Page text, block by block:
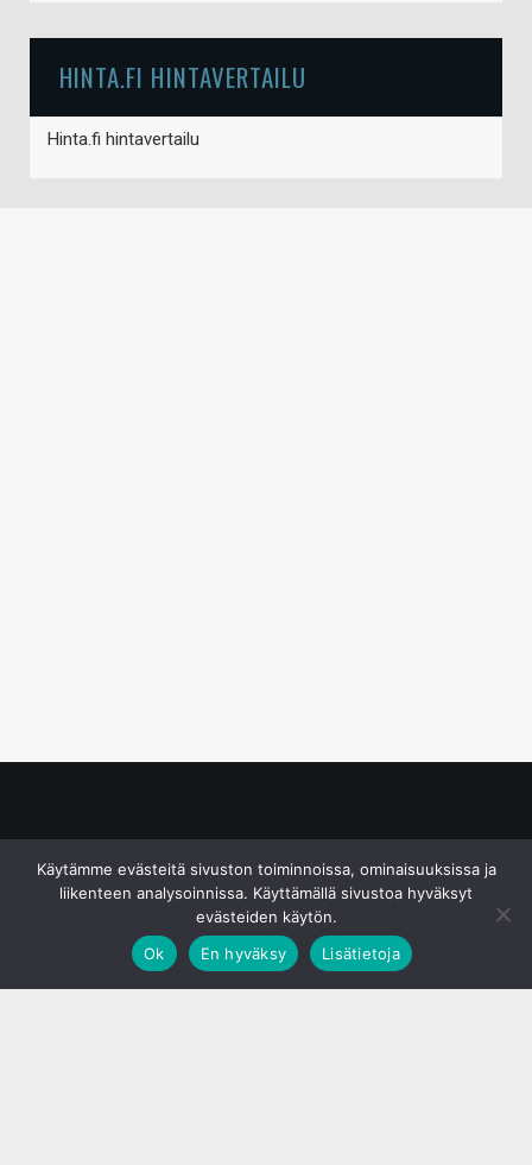
HINTA.FI HINTAVERTAILU
Hinta.fi hintavertailu
Käytämme evästeitä sivuston toiminnoissa, ominaisuuksissa ja
liikenteen analysoinnissa. Käyttämällä sivustoa hyväksyt
evästeiden käytön.
Ok
En hyväksy Lisätietoja